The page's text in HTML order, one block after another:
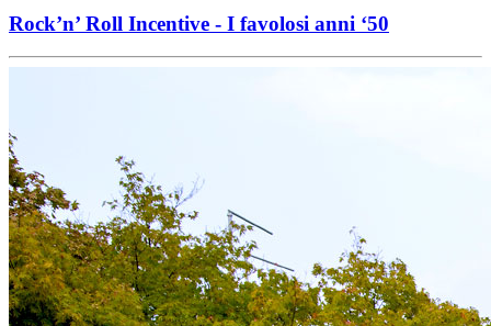
Rock’n’ Roll Incentive - I favolosi anni ‘50